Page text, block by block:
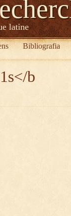
latine
Bibliografia
b